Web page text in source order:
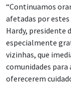
“Continuamos
afetadas por estes
Hardy, presidente
especialmente
vizinhas, que
comunidades para
oferecerem